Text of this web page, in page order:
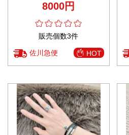
気チャーム 安心サイト限定
8000円
販売個数3件
佐川急便 HOT